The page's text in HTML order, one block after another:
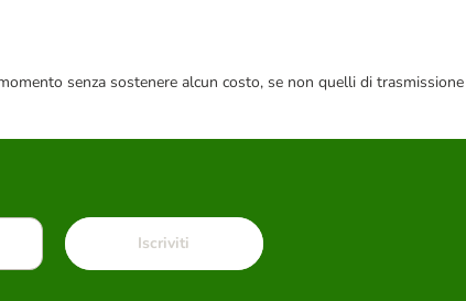
senza sostenere alcun costo, se non quelli di trasmissione
Iscriviti